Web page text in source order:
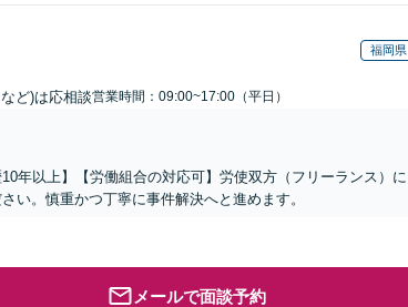
福岡県
ど)は応相談営業時間：09:00~17:00（平日）
年以上】【労働組合の対応可】労使双方（フリーランス）に
い。慎重かつ丁寧に事件解決へと進めます。
メールで面談予約